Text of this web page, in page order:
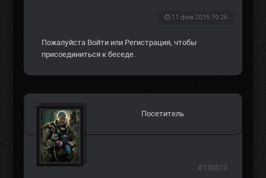
11 фев 2015 19:26
Пожалуйста Войти или Регистрация, чтобы
присоединиться к беседе.
Посетитель
#130873